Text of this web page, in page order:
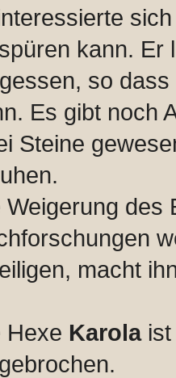
kann. Er
so
Es gibt noch
Steine
Weigerung des
macht
Hexe Karola